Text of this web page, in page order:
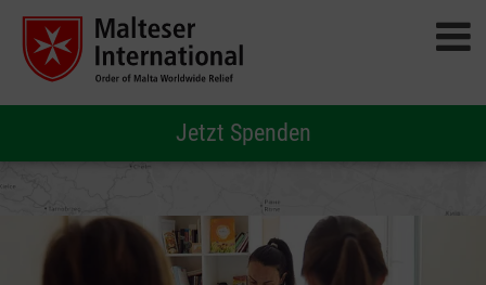
Jetzt Spenden